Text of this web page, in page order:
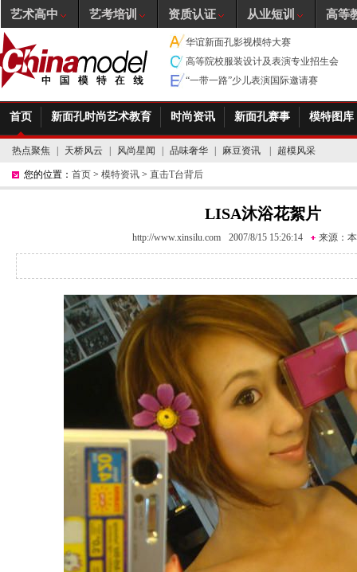
华谊新面孔影视模特大赛
高等院校服装设计及表演专业招生会
“一带一路”少儿表演国际邀请赛
首页 新面孔时尚艺术教育 时尚资讯 新面孔赛事 模特图库
热点聚焦 天桥风云 风尚星闻 品味奢华 麻豆资讯 超模风采
您的位置： 首页 > 模特资讯 > 直击T台背后
LISA沐浴花絮片
http://www.xinsilu.com 2007/8/15 15:26:14 来源：
艺术高中 艺考培训 资质认证 从业短训 高等